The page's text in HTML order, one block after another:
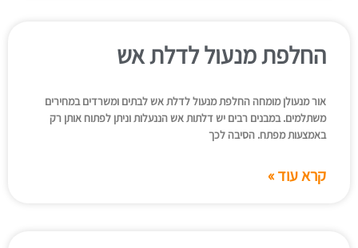
החלפת מנעול לדלת אש
אור מנעולן מומחה החלפת מנעול לדלת אש לבתים ומשרדים במחירים
משתלמים. במבנים רבים יש דלתות אש הננעלות וניתן לפתוח אותן רק
באמצעות מפתח. הסיבה לכך
קרא עוד »